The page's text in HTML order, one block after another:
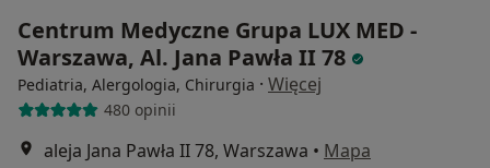
Centrum Medyczne Grupa LUX MED -
Warszawa, Al. Jana Pawła II 78
Pediatria, Alergologia, Chirurgia · Więcej
480 opinii
aleja Jana Pawła II 78, Warszawa • Mapa